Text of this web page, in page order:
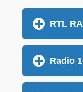
RTL
Radio